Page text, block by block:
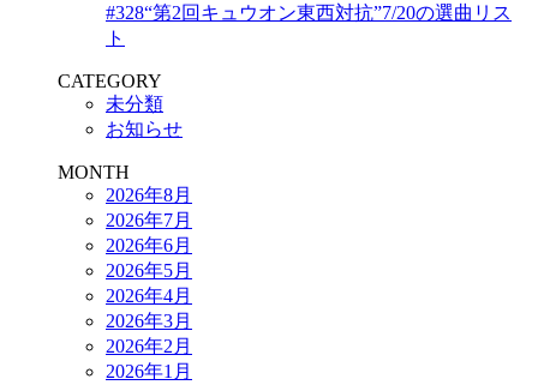
#328“第2回キュウオン東西対抗”7/20の選曲リス
ト
CATEGORY
未分類
お知らせ
MONTH
2026年8月
2026年7月
2026年6月
2026年5月
2026年4月
2026年3月
2026年2月
2026年1月